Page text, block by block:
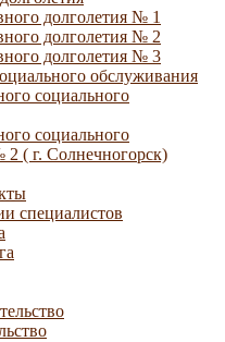
долголетия № 1
долголетия № 2
долголетия № 3
обслуживания
социального
социального
( г. Солнечногорск)
специалистов